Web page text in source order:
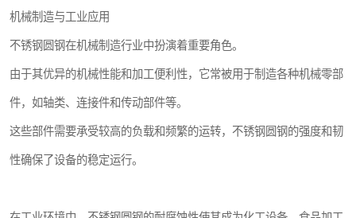
机械制造与工业应用
不锈钢圆钢在机械制造行业中扮演着重要角色。
由于其优异的机械性能和加工便利性，它常被用于制造各种机械零部
件，如轴类、连接件和传动部件等。
这些部件需要承受较高的负载和频繁的运转，不锈钢圆钢的强度和韧
性确保了设备的稳定运行。